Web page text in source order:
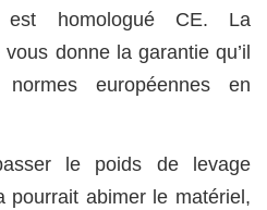
est homologué CE. La
donne la garantie qu’il
européennes en
le poids de levage
pourrait abimer le matériel,